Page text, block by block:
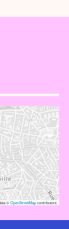
©OpenStreetMapcontributors